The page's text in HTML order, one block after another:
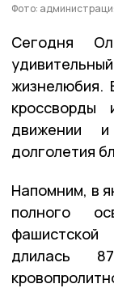
Фото:
Сегодня
жизнелюбия.
движении
долголетия
Напомним, в
полного
длилась